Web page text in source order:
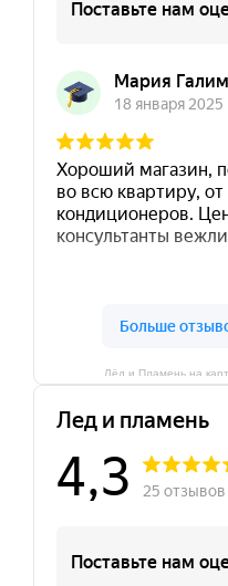
Лёд и Пламень на